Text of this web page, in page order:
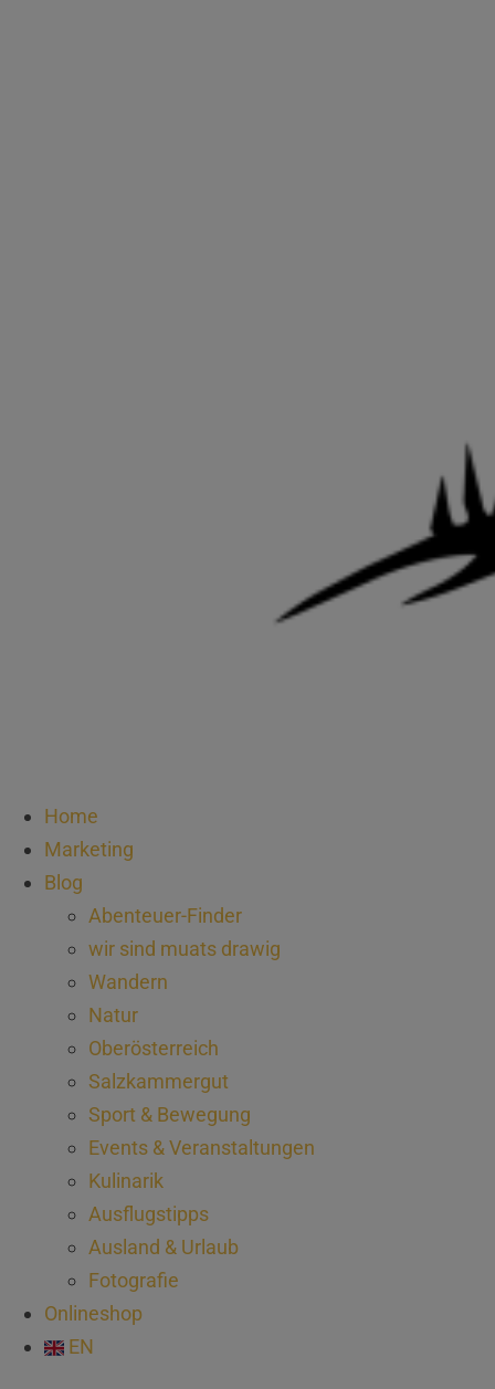
Home
Marketing
Blog
Abenteuer-Finder
wir sind muats drawig
Wandern
Natur
Oberösterreich
Salzkammergut
Sport & Bewegung
Events & Veranstaltungen
Kulinarik
Ausflugstipps
Ausland & Urlaub
Fotografie
Onlineshop
EN